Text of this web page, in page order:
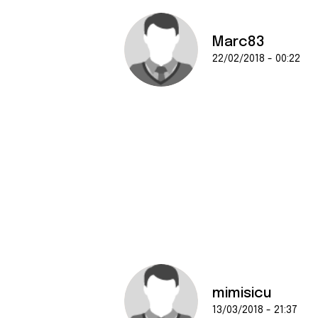
Marc83
22/02/2018 - 00:22
mimisicu
13/03/2018 - 21:37